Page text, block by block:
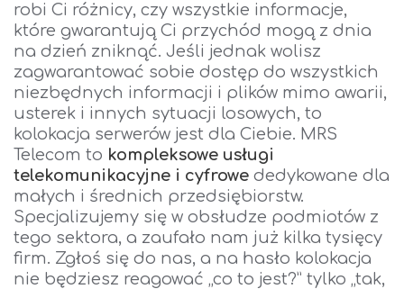
robi Ci różnicy, czy wszystkie informacje,
które gwarantują Ci przychód mogą z dnia
na dzień zniknąć. Jeśli jednak wolisz
zagwarantować sobie dostęp do wszystkich
niezbędnych informacji i plików mimo awarii,
usterek i innych sytuacji losowych, to
kolokacja serwerów jest dla Ciebie. MRS
Telecom to kompleksowe usługi
telekomunikacyjne i cyfrowe dedykowane dla
małych i średnich przedsiębiorstw.
Specjalizujemy się w obsłudze podmiotów z
tego sektora, a zaufało nam już kilka tysięcy
firm. Zgłoś się do nas, a na hasło kolokacja
nie będziesz reagować „co to jest?” tylko „tak,